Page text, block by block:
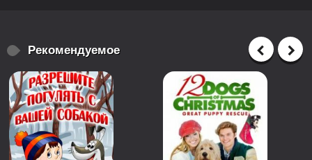
Рекомендуемое